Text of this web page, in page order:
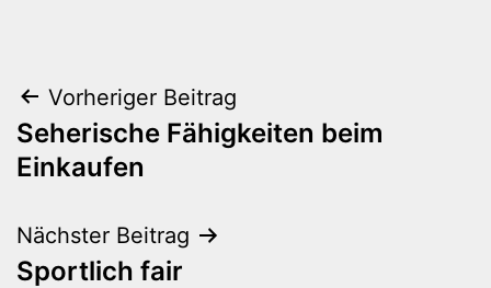
Beitragsnavigation
Vorheriger Beitrag
Seherische Fähigkeiten beim
Einkaufen
Nächster Beitrag
Sportlich fair